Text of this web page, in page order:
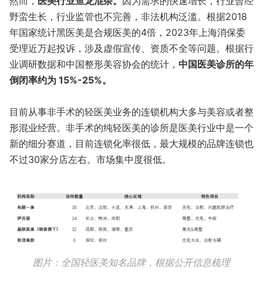
野蛮生长，行业监管也不完善，非法机构泛滥。根据2018
年国家统计黑医美是合规医美的4倍，2023年上海消保委
受理近万起投诉，涉及虚假宣传、资质不全等问题。根据行
业调研数据和中国整形美容协会的统计， 中国医美诊所的年
倒闭率约为 ​15%-25%​。
目前从事非手术的轻医美业务的连锁机构大多与美容或者整
形混业经营。非手术的纯轻医美的诊所是医美行业中是一个
新的细分赛道，目前连锁化率很低，最大规模的品牌连锁也
不过30家分店左右。市场集中度很低。
图片：全国轻医美知名品牌，根据公开信息梳理